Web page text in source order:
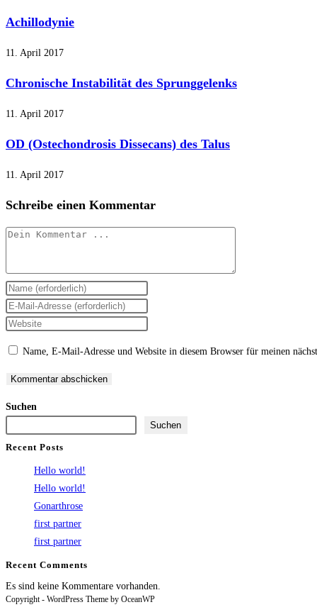
Achillodynie
11. April 2017
Chronische Instabilität des Sprunggelenks
11. April 2017
OD (Ostechondrosis Dissecans) des Talus
11. April 2017
Schreibe einen Kommentar
Kommentieren
Gib
deinen
Namen
Benutzernamen
zum
ein
Gib
deine
Adresse
Kommentieren
Gib
URL
(optional)
Name, E-Mail-Adresse und Website in diesem Browser für meinen
Suchen
Suchen
Recent Posts
Hello world!
Hello world!
Gonarthrose
first partner
first partner
Recent Comments
Es sind keine Kommentare vorhanden.
Copyright - WordPress Theme by OceanWP